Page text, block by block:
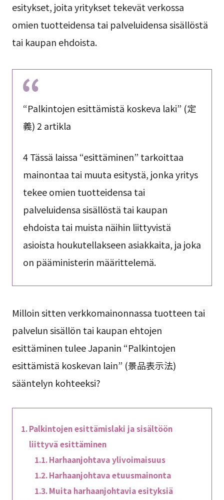
esitykset, joita yritykset tekevät verkossa
omien tuotteidensa tai palveluidensa sisällöstä
tai kaupan ehdoista.
“Palkintojen esittämistä koskeva laki” (定
義) 2 artikla
4 Tässä laissa “esittäminen” tarkoittaa
mainontaa tai muuta esitystä, jonka yritys
tekee omien tuotteidensa tai
palveluidensa sisällöstä tai kaupan
ehdoista tai muista näihin liittyvistä
asioista houkutellakseen asiakkaita, ja joka
on pääministerin määrittelemä.
Milloin sitten verkkomainonnassa tuotteen tai
palvelun sisällön tai kaupan ehtojen
esittäminen tulee Japanin “Palkintojen
esittämistä koskevan lain” (景品表示法)
sääntelyn kohteeksi?
Palkintojen esittämislaki ja sisältöön
liittyvä esittäminen
Harhaanjohtava ylivoimaisuus
Harhaanjohtava etuusmainonta
Muita harhaanjohtavia esityksiä